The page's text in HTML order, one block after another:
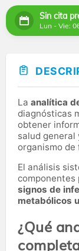
Sin cita
Lun - Vie:
La analítica
diagnósticas
obtener
salud
organismo de
El análisis
componentes
signos de
metabólicos
¿Qué